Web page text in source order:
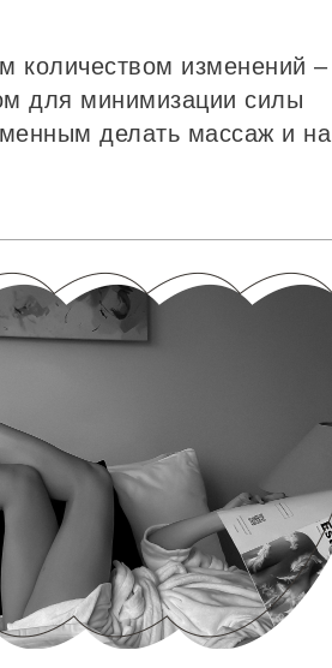
количеством изменений –
для минимизации силы
делать массаж и на